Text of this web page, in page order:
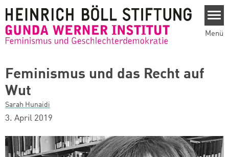
Menü
Feminismus und das Recht auf
Wut
Sarah Hunaidi
3. April 2019